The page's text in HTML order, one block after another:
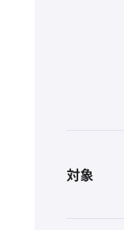
対象